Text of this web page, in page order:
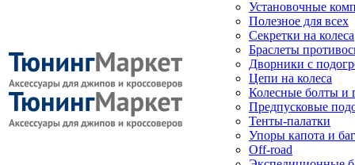
Установочные
Полезное для всех
Секретки на колеса
Браслеты
Дворники с
Цепи на колеса
Колесные болты и
Предпусковые
Тенты-палатки
Упоры капота и
Off-road